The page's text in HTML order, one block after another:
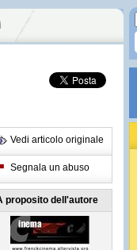
Vedi articolo originale
Segnala un abuso
proposito dell'autore